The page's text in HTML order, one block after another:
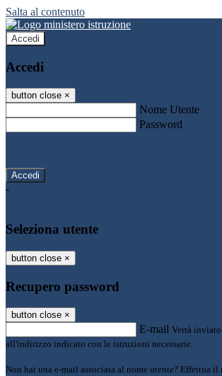
Salta al contenuto
Accedi
Accedi
button close ×
Nome Utente
Password
-
Seleziona utente
button close ×
Recupero password
button close ×
E-mail Verrà
all'indirizzo indicato con le istruzioni necessarie.
Non hai una e-mail associata al nome utente? Effettua il